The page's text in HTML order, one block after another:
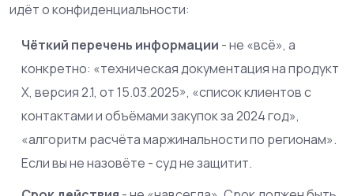
идёт о конфиденциальности:
Чёткий перечень информации - не «всё», а
конкретно: «техническая документация на продукт
Х, версия 2.1, от 15.03.2025», «список клиентов с
контактами и объёмами закупок за 2024 год»,
«алгоритм расчёта маржинальности по регионам».
Если вы не назовёте - суд не защитит.